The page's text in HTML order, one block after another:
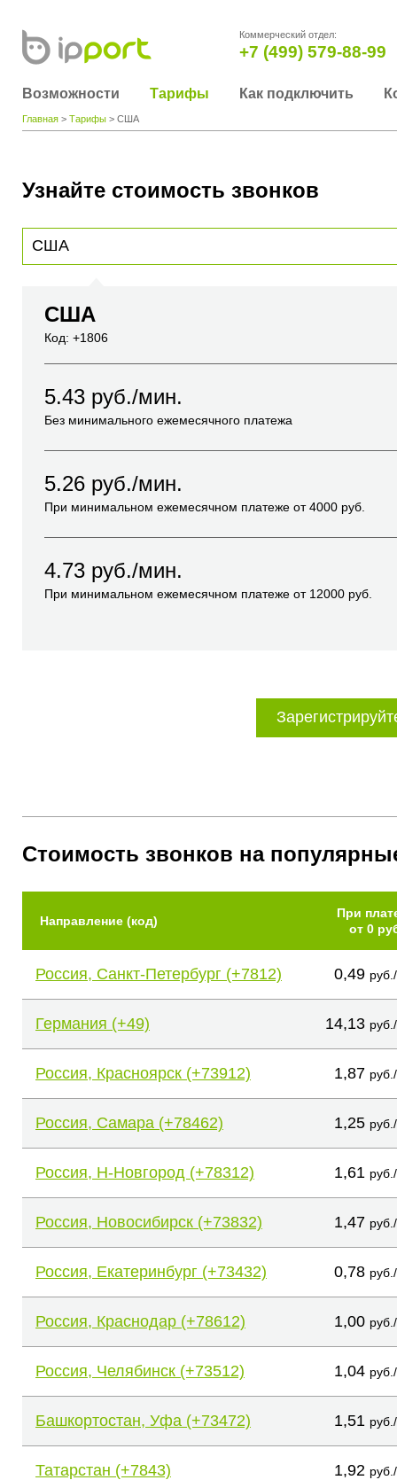
Коммерческий отдел:
+7 (499) 579-88-99
Возможности Тарифы Как подключить
Главная > Тарифы > США
Узнайте стоимость звонков
США
Код: +1806
5.43 руб./мин.
Без минимального ежемесячного платежа
5.26 руб./мин.
При минимальном ежемесячном платеже от4000 руб.
4.73 руб./мин.
При минимальном ежемесячном платеже от 12000 руб.
Стоимость звонков на
Направление (код)
При
от 0
Россия, Санкт-Петербург (+7812) 0,49
Германия (+49) 14,13
Россия, Красноярск (+73912) 1,87
Россия, Самара (+78462) 1,25
Россия, Н-Новгород (+78312) 1,61
Россия, Новосибирск (+73832) 1,47
Россия, Екатеринбург (+73432) 0,78
Россия, Краснодар (+78612) 1,00
Россия, Челябинск (+73512) 1,04
Башкортостан, Уфа (+73472) 1,51
Татарстан (+7843) 1,92